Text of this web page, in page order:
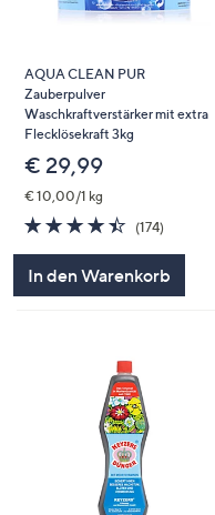
AQUA CLEAN PUR
Zauberpulver
Waschkraftverstärker mit extra
Flecklösekraft 3kg
€ 29,99
€ 10,00/1 kg
4.4
von
5
(174)
In den Warenkorb